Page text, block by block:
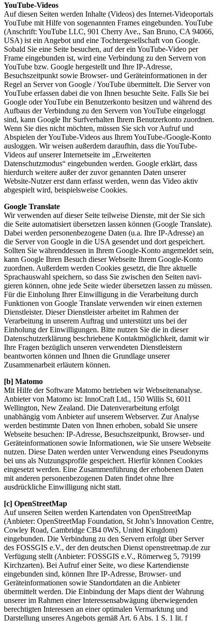
YouTube-Videos
Auf diesen Seiten werden Inhalte (Videos) des Internet-Videoportals
YouTube mit Hilfe von sogenannten Frames eingebunden. YouTube
(Anschrift: YouTube LLC, 901 Cherry Ave., San Bruno, CA 94066,
USA) ist ein Angebot und eine Tochtergesellschaft von Google.
Sobald Sie eine Seite besuchen, auf der ein YouTube-Video per
Frame eingebunden ist, wird eine Verbindung zu den Servern von
YouTube bzw. Google hergestellt und Ihre IP-Adresse,
Besuchszeitpunkt sowie Browser- und Geräteinformationen in der
Regel an Server von Google / YouTube übermittelt. Die Server von
YouTube erfassen dabei die von Ihnen besuchte Seite. Falls Sie bei
Google oder YouTube ein Benutzerkonto besitzen und während des
Aufbaus der Verbindung zu den Servern von YouTube eingeloggt
sind, kann Google Ihr Surfverhalten Ihrem Benutzerkonto zuordnen.
Wenn Sie dies nicht möchten, müssen Sie sich vor Aufruf und
Abspielen der YouTube-Videos aus Ihrem YouTube-/Google-Konto
ausloggen. Wir weisen außerdem daraufhin, dass die YouTube-
Videos auf unserer Internetseite im „Erweiterten
Datenschutzmodus“ eingebunden werden. Google erklärt, dass
hierdurch weitere außer der zuvor genannten Daten unserer
Website-Nutzer erst dann erfasst werden, wenn das Video aktiv
abgespielt wird, beispielsweise Cookies.
Google Translate
Wir verwenden auf dieser Seite teilweise Dienste, mit der Sie sich
die Seite automatisiert übersetzen lassen können (Google Translate).
Dabei werden personenbezogene Daten (u.a. Ihre IP-Adresse) an
die Server von Google in die USA gesendet und dort gespeichert.
Sollten Sie während­des­sen in Ihrem Google-Konto an­ge­meldet sein,
kann Google Ihren Be­such dieser Web­seite Ihrem Google-Konto
zu­ordnen. Außer­dem werden Cookies gesetzt, die Ihre aktu­elle
Sprach­aus­wahl speichern, so dass Sie zwischen den Seiten navi­
gieren können, ohne jede Seite wieder über­setzen las­sen zu müssen.
Für die Einholung Ihrer Einwilligung in die Verarbeitung durch
Funktionen von Google Translate verwenden wir einen externen
Dienstleister. Dieser Dienstleister arbeitet im Rahmen der
Verarbeitung in unserem Auftrag und unterstützt uns bei der
Einholung der Einwilligungen. Bitte nutzen Sie die in dieser
Datenschutzerklärung beschriebene Kontaktmöglichkeit, damit wir
Ihre Fragen bezüglich unseren verwendeten Dienstleistern
beantworten können und Ihnen die Grundlage unserer
Zusammenarbeit erläutern können.
[b] Matomo
Mit Hilfe der Software Matomo betrieben wir Webseitenanalyse.
Anbieter von Matomo ist: InnoCraft Ltd., 150 Willis St, 6011
Wellington, New Zealand. Die Datenverarbeitung erfolgt
unabhängig vom Anbieter auf unserem Webserver. Zur Analyse
werden bestimmte Daten von Ihnen erhoben, sobald Sie unsere
Webseite besuchen: IP-Adresse, Besuchszeitpunkt, Browser- und
Geräteinformationen sowie Informationen, wie Sie unsere Webseite
nutzen. Diese Daten werden unter Verwendung eines Pseudonyms
bei uns als Nutzungsprofile gespeichert. Hierfür können Cookies
eingesetzt werden. Eine Zusammenführung der erhobenen Daten
mit anderen personenbezogenen Daten findet ohne Ihre
ausdrückliche Einwilligung nicht statt.
[c] OpenStreetMap
Auf unseren Seiten werden Kartendaten von OpenStreetMap
(Anbieter: OpenStreetMap Foundation, St John’s Innovation Centre,
Cowley Road, Cambridge CB4 0WS, United Kingdom)
eingebunden. Die Verbindung zu den Servern erfolgt über Server
des FOSSGIS e.V., der den deutschen Dienst openstreetmap.de zur
Verfügung stellt (Anbieter: FOSSGIS e.V., Römerweg 5, 79199
Kirchzarten). Bei Aufruf einer Seite, wo diese Kartendienste
eingebunden sind, können Ihre IP-Adresse, Browser- und
Geräteinformationen sowie Standortdaten an die Anbieter
übermittelt werden. Die Einbindung der Maps dient der Wahrung
unserer im Rahmen einer Interessensabwägung überwiegenden
berechtigten Interessen an einer optimalen Vermarktung und
Darstellung unseres Angebots gemäß Art. 6 Abs. 1 S. 1 lit. f